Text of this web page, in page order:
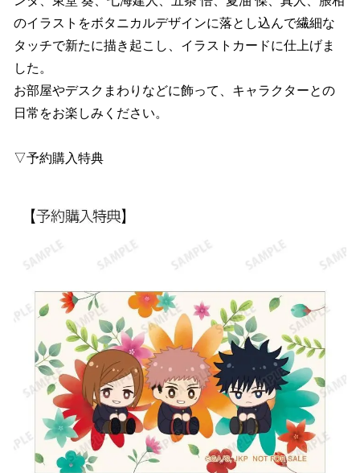
のイラストをボタニカルデザインに落とし込んで繊細な
タッチで新たに描き起こし、イラストカードに仕上げま
した。
お部屋やデスクまわりなどに飾って、キャラクターとの
日常をお楽しみください。
▽予約購入特典